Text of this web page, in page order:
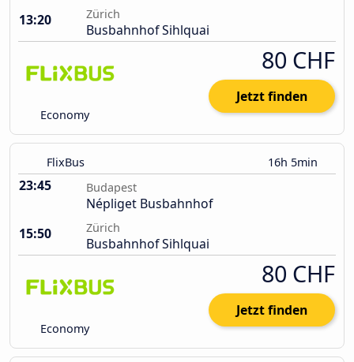
13:20
Zürich
Busbahnhof Sihlquai
Economy
80 CHF
Jetzt finden
FlixBus 16h 5min
23:45 Budapest
Népliget Busbahnhof
15:50
Zürich
Busbahnhof Sihlquai
Economy
80 CHF
Jetzt finden